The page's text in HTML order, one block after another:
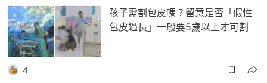
孩子需割包皮嗎？留意是否「假性
包皮過長」一般要5歲以上才可割
4